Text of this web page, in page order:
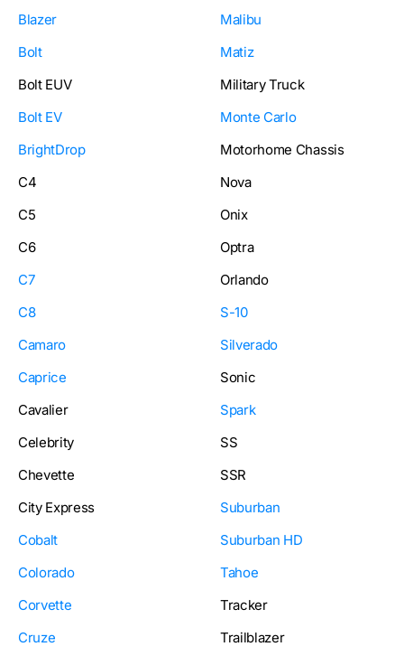
Blazer
Bolt
Bolt EUV
Bolt EV
BrightDrop
C4
C5
C6
C7
C8
Camaro
Caprice
Cavalier
Celebrity
Chevette
City Express
Cobalt
Colorado
Corvette
Cruze
Malibu
Matiz
Military Truck
Monte Carlo
Motorhome Chassis
Nova
Onix
Optra
Orlando
S-10
Silverado
Sonic
Spark
SS
SSR
Suburban
Suburban HD
Tahoe
Tracker
Trailblazer